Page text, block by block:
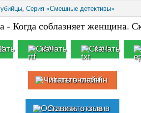
Серия «Смешные детективы»
- Когда соблазняет женщина.
RTF TXT
Читать онлайн
Оставить отзыв